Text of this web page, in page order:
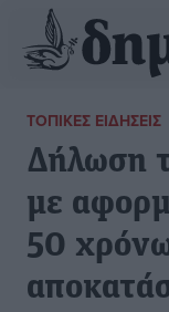
ΤΟΠΙΚΈΣ ΕΙΔΉΣΕΙΣ
Δήλωση
με
50